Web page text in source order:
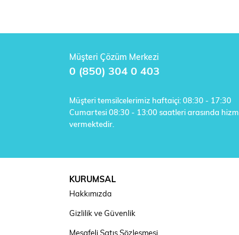
Müşteri Çözüm Merkezi
0 (850) 304 0 403
Müşteri temsilcelerimiz haftaiçi: 08:30 - 17:30
Cumartesi 08:30 - 13:00 saatleri arasında
vermektedir.
KURUMSAL
Hakkımızda
Gizlilik ve Güvenlik